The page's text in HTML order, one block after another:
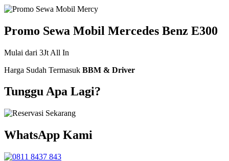
Promo Sewa Mobil Mercedes Benz E300
Mulai dari 3Jt All In
Harga Sudah Termasuk BBM & Driver
Tunggu Apa Lagi?
WhatsApp Kami